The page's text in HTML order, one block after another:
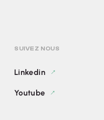
SUIVEZ NOUS
Linkedin
Youtube